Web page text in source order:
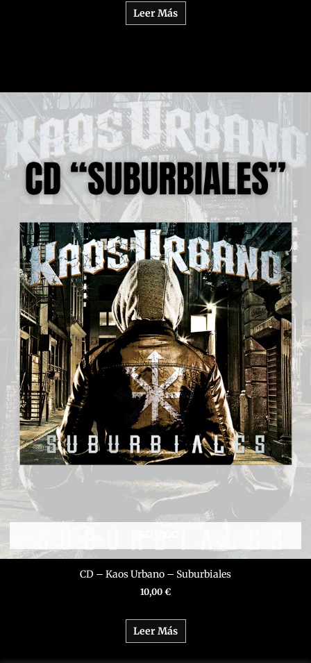
Leer Más
CD – Kaos Urbano – Suburbiales
10,00 €
Leer Más